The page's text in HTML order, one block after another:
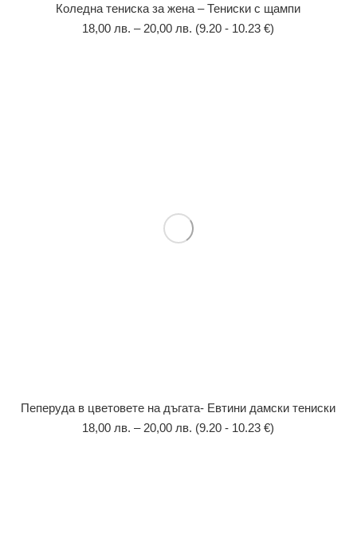
Коледна тениска за жена – Тениски с щампи
18,00 лв. – 20,00 лв. (9.20 - 10.23 €)
Пеперуда в цветовете на дъгата- Евтини дамски тениски
18,00 лв. – 20,00 лв. (9.20 - 10.23 €)